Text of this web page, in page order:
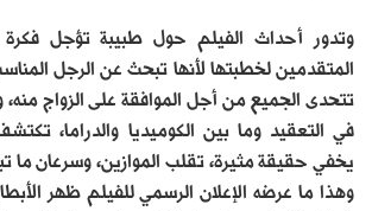
وتدور أحداث الفيلم حول طبيبة تؤجل
المتقدمين لخطبتها لأنها تبحث عن الرجل
تتحدى الجميع من أجل الموافقة على الزواج منه،
في التعقيد وما بين الكوميديا والدراما،
يخفي حقيقة مثيرة، تقلب الموازين، وسرعان ما
وهذا ما عرضه الإعلان الرسمي للفيلم ظهر